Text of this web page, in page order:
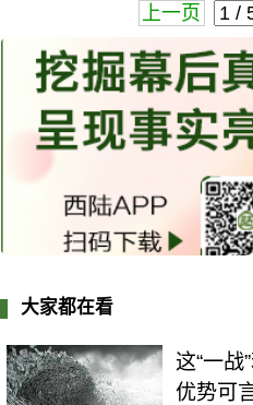
上一页
大家都在看
这“一
优势可